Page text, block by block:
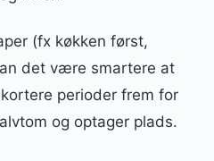
(fx køkken først,
det være smartere at
perioder frem for
og optager plads.